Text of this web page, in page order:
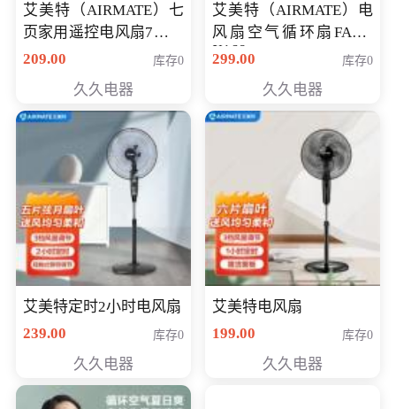
艾美特（AIRMATE）七
页家用遥控电风扇7档风
量空气循环摇头立式落
定时落地式风扇CS35-
R20
209.00 库存0
久久电器
艾美特（AIRMATE）电
风扇空气循环扇FA18-
X168
299.00 库存0
久久电器
艾美特定时2小时电风扇
239.00
库存0
久久电器
艾美特电风扇
199.00
库存0
久久电器